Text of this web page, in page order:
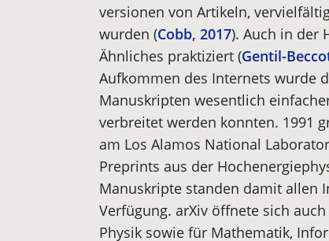
versionen von Artikeln,
wurden (Cobb, 2017). Auch in der
Ähnliches praktiziert (Gentil-
Aufkommen des Internets wurde
Manuskripten wesentlich
verbreitet werden konnten. 1991
am Los Alamos National
Preprints aus der
Manuskripte standen damit allen
Verfügung. arXiv öffnete sich
Physik sowie für Mathematik,